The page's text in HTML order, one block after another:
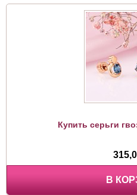
Купить серьги
В